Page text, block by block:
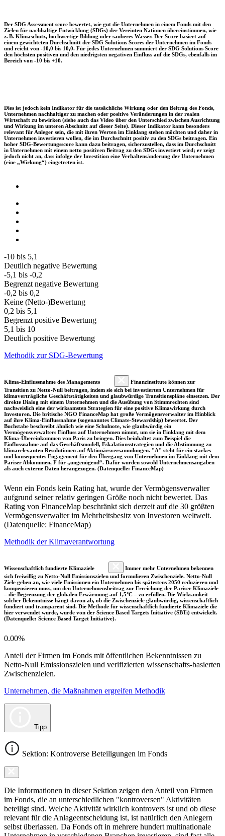
Der SDG Assessment score bewertet, wie gut die Unternehmen in einem Fonds mit den
Zielen für nachhaltige Entwicklung (SDGs) der Vereinten Nationen übereinstimmen, wie
z. B. Klimaschutz, hochwertige Bildung oder sauberes Wasser. Der Score basiert auf
einem gewichteten Durchschnitt der SDG Solutions Scores der Unternehmen im Fonds
und reicht von -10,0 bis 10,0. Für jedes Unternehmen summiert der SDG Solutions Score
den höchsten positiven und den niedrigsten negativen Einfluss auf die SDGs, ebenfalls im
Bereich von -10 bis +10.
Dies ist jedoch kein Indikator für die tatsächliche Wirkung oder den Beitrag des Fonds,
Unternehmen nachhaltiger zu machen oder positive Veränderungen in der realen
Wirtschaft zu bewirken (siehe auch das Video über den Unterschied zwischen Ausrichtung
und Wirkung im unteren Abschnitt auf dieser Seite). Dieser Indikator kann besonders
relevant für Anleger sein, die mit ihren Werten im Einklang stehen möchten und daher in
Unternehmen investieren wollen, die im Durchschnitt positiv zu den SDGs beitragen. Ein
hoher SDG-Bewertungsscore kann dazu beitragen, sicherzustellen, dass im Durchschnitt
in Unternehmen mit einem netto positiven Beitrag zu den SDGs investiert wird; er zeigt
jedoch nicht an, dass infolge der Investition eine Verhaltensänderung der Unternehmen
(eine „Wirkung“) eingetreten ist.
-10 bis 5,1
Deutlich negative Bewertung
-5,1 bis -0,2
Begrenzt negative Bewertung
-0,2 bis 0,2
Keine (Netto-)Bewertung
0,2 bis 5,1
Begrenzt positive Bewertung
5,1 bis 10
Deutlich positive Bewertung
Methodik zur SDG-Bewertung
Klima-Einflussnahme des Managements
Finanzinstitute können zur
Transition zu Netto-Null beitragen, indem sie sich bei investierten Unternehmen für
klimaverträgliche Geschäftstätigkeiten und glaubwürdige Transitionspläne einsetzen. Der
direkte Dialog mit einem Unternehmen und die Ausübung von Stimmrechten sind
nachweislich eine der wirksamsten Strategien für eine positive Klimawirkung durch
Investoren. Die britische NGO FinanceMap hat große Vermögensverwalter im Hinblick
auf ihre Klima-Einflussnahme (sogenanntes Climate-Stewardship) bewertet. Der
Buchstabe beschreibt ähnlich wie eine Schulnote, wie glaubwürdig ein
Vermögensverwalters Einfluss auf Unternehmen nimmt, um sie in Einklang mit dem
Klima-Übereinkommen von Paris zu bringen. Dies beinhaltet zum Beispiel die
Einflussnahme auf das Geschäftsmodell, Eskalationsstrategien und die Abstimmung zu
klimarelevanten Resolutionen auf Aktionärsversammlungen. "A" steht für ein starkes
und konsequentes Engagement für den Übergang von Unternehmen im Einklang mit dem
Pariser Abkommen, F für „ungenügend“. Dafür wurden sowohl Unternehmensangaben
als auch externe Daten herangezogen. (Datenquelle: FinanceMap)
Wenn ein Fonds kein Rating hat, wurde der Vermögensverwalter
aufgrund seiner relativ geringen Größe noch nicht bewertet. Das
Rating von FinanceMap beschränkt sich derzeit auf die 30 größten
Vermögensverwalter im Mehrheitsbesitz von Investoren weltweit.
(Datenquelle: FinanceMap)
Methodik der Klimaverantwortung
Wissenschaftlich fundierte Klimaziele
Immer mehr Unternehmen bekennen
sich freiwillig zu Netto-Null Emissionszielen und formulieren Zwischenziele. Netto-Null
Ziele geben an, wie viele Emissionen ein Unternehmen bis spätestens 2050 reduzieren und
kompensieren muss, um den Unternehmensbeitrag zur Erreichung der Pariser Klimaziele
– die Begrenzung der globalen Erwärmung auf 1,5°C – zu erfüllen. Die Wirksamkeit
solcher Bekenntnisse hängt davon ab, ob die Zwischenziele glaubwürdig, wissenschaftlich
fundiert und transparent sind. Die Methode für wissenschaftlich fundierte Klimaziele die
hier verwendet wurde, wurde von der Science Based Targets Initiative (SBTi) entwickelt.
(Datenquelle: Science Based Target Initiative).
0.00%
Anteil der Firmen im Fonds mit öffentlichen Bekenntnissen zu
Netto-Null Emissionszielen und verifizierten wissenschafts-basierten
Zwischenzielen.
Unternehmen, die Maßnahmen ergreifen Methodik
Tipp
Sektion: Kontroverse Beteiligungen im Fonds
Die Informationen in dieser Sektion zeigen den Anteil von Firmen
im Fonds, die an unterschiedlichen "kontroversen" Aktivitäten
beteiligt sind. Welche Aktivität wirklich kontrovers ist und ob diese
relevant für die Anlageentscheidung ist, ist natürlich den Anlegern
selbst überlassen. Da Fonds oft in mehrere hundert multinationale